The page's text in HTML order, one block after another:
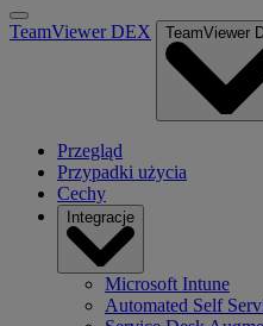
TeamViewer DEX TeamViewer
Przegląd
Przypadki użycia
Cechy
Integracje
Microsoft Intune
Automated Self